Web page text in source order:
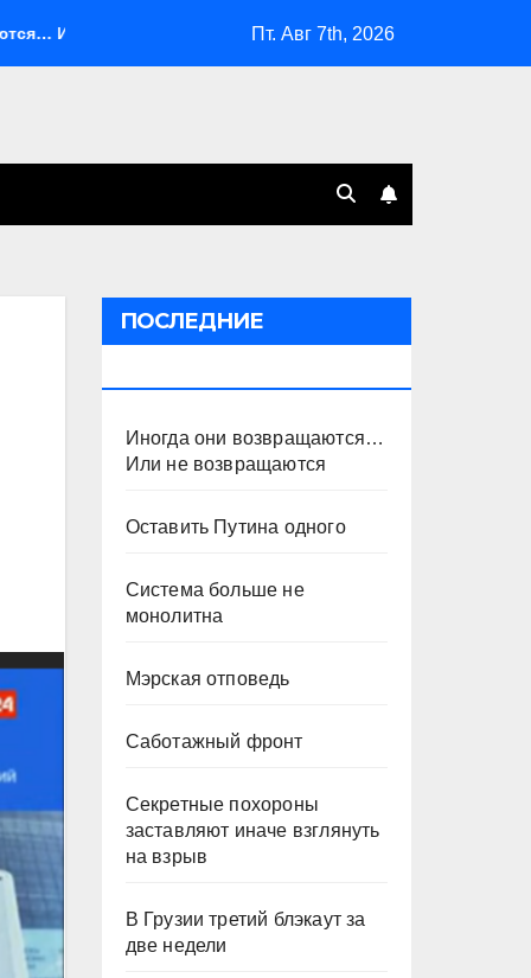
не возвращаются Оставить Путина одного
Пт. Авг 7th, 2026
ПОСЛЕДНИЕ
Иногда они возвращаются…
Или не возвращаются
Оставить Путина одного
Система больше не
монолитна
Мэрская отповедь
Саботажный фронт
Секретные похороны
заставляют иначе взглянуть
на взрыв
В Грузии третий блэкаут за
две недели